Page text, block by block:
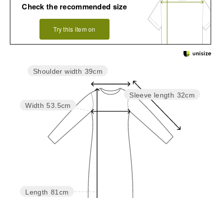
Check the recommended size
Try this item on
Sleeve length 32cm
Length 81cm
Width 53.5cm
Shoulder width 39cm